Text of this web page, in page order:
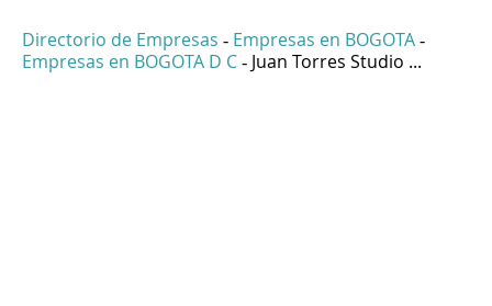
Directorio de Empresas - Empresas en BOGOTA -
Empresas en BOGOTA D C - Juan Torres Studio ...